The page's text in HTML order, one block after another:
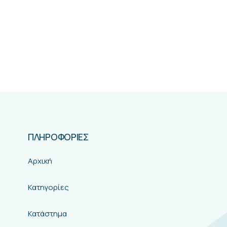
ΠΛΗΡΟΦΟΡΙΕΣ
Αρχική
Κατηγορίες
Κατάστημα